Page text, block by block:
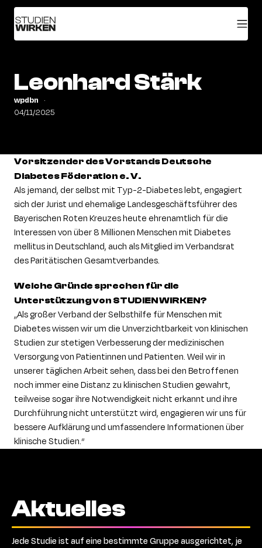
Leonhard Stärk
wpdbn
04/11/2025
Vorsitzender des Vorstands Deutsche
Diabetes Föderation e. V.
Als jemand, der selbst mit Typ-2-Diabetes lebt, engagiert
sich der Jurist und ehemalige Landesgeschäftsführer des
Bayerischen Roten Kreuzes heute ehrenamtlich für die
Interessen von über 8 Millionen Menschen mit Diabetes
mellitus in Deutschland, auch als Mitglied im Verbandsrat
des Paritätischen Gesamtverbandes.
Welche Gründe sprechen für die
Unterstützung von STUDIENWIRKEN?
„Als großer Verband der Selbsthilfe für Menschen mit
Diabetes wissen wir um die Unverzichtbarkeit von klinischen
Studien zur stetigen Verbesserung der medizinischen
Versorgung von Patientinnen und Patienten. Weil wir in
unserer täglichen Arbeit sehen, dass bei den Betroffenen
noch immer eine Distanz zu klinischen Studien gewahrt,
teilweise sogar ihre Notwendigkeit nicht erkannt und ihre
Durchführung nicht unterstützt wird, engagieren wir uns für
bessere Aufklärung und umfassendere Informationen über
klinische Studien.“
Aktuelles
Jede Studie ist auf eine bestimmte Gruppe ausgerichtet, je